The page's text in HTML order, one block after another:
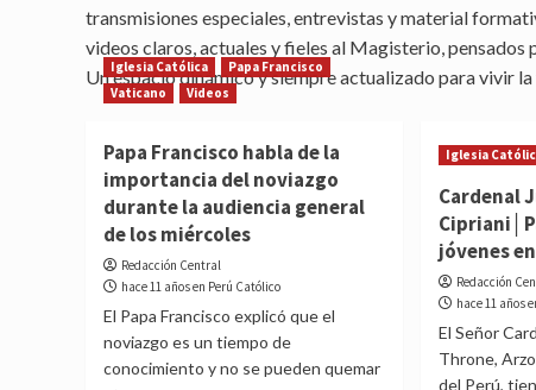
transmisiones especiales, entrevistas y material
videos claros, actuales y fieles al Magisterio,
Un espacio dinámico y siempre actualizado para vivir
Iglesia Católica
Papa Francisco
Vaticano
Videos
Papa Francisco habla de la
importancia del noviazgo
durante la audiencia general
de los miércoles
Redacción Central
hace 11 años en Perú Católico
El Papa Francisco explicó que el
noviazgo es un tiempo de
conocimiento y no se pueden quemar
Iglesia
Cardenal
jóvenes
Redacción
hace 11 años
El Señor
Throne,
del Perú,